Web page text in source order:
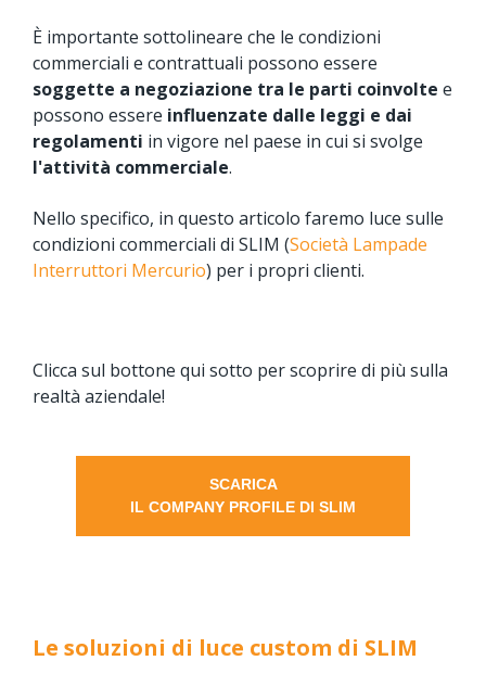
È importante sottolineare che le condizioni
commerciali e contrattuali possono essere
soggette a negoziazione tra le parti coinvolte e
possono essere influenzate dalle leggi e dai
regolamenti in vigore nel paese in cui si svolge
l'attività commerciale.
Nello specifico, in questo articolo faremo luce sulle
condizioni commerciali di SLIM (Società Lampade
Interruttori Mercurio) per i propri clienti.
Clicca sul bottone qui sotto per scoprire di più sulla
realtà aziendale!
SCARICA
IL COMPANY PROFILE DI SLIM
Le soluzioni di luce custom di SLIM